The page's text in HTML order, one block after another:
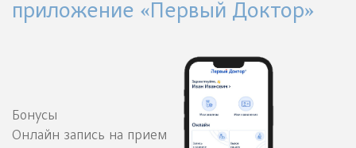
приложение «Первый Доктор»
Бонусы
Онлайн запись на прием